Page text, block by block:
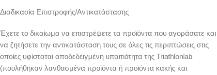
Διαδικασία Επιστροφής/Αντικατάστασης
Έχετε το δικαίωμα να επιστρέψετε τα προϊόντα που αγοράσατε και
να ζητήσετε την αντικατάσταση τους σε όλες τις περιπτώσεις στις
οποίες υφίσταται αποδεδειγμένη υπαιτιότητα της Triathlonlab
(πουλήθηκαν λανθασμένα προϊόντα ή προϊόντα κακής και